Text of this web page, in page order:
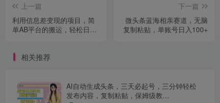
上一篇
利用信息差变现的项目，简
单AB平台的搬运，轻松日入
下一篇
微头条蓝海相亲赛道，无脑
复制粘贴，单账号日入100+
相关推荐
AI自动生成头条，三天必起号，三分钟轻松
发布内容，复制粘贴，保姆级教…